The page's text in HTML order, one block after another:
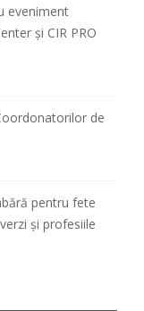
eveniment
și CIR PRO
de
pentru fete
și profesiile